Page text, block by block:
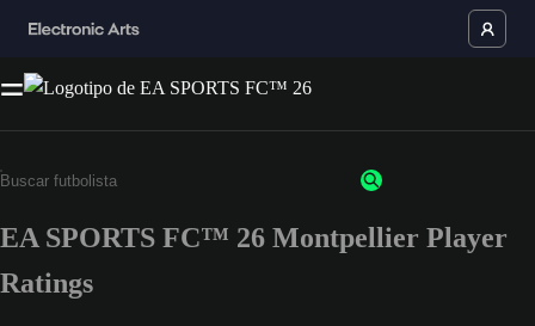
EA SPORTS FC™ 26 Montpellier Player
Ratings